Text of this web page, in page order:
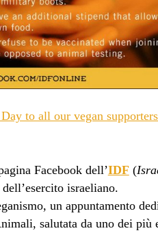
to all our vegan
Facebook dell’IDF(
israeliano.
un appuntamento
salutata da uno dei più